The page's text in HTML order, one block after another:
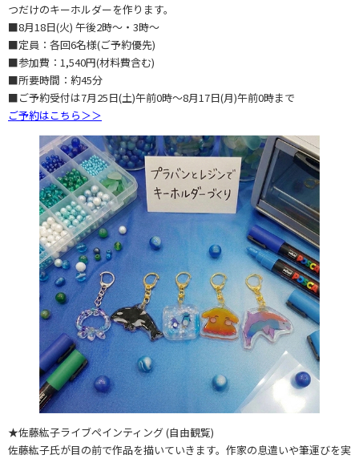
つだけのキーホルダーを作ります。
■8月18日(火) 午後2時～・3時～
■定員：各回6名様(ご予約優先)
■参加費：1,540円(材料費含む)
■所要時間：約45分
■ご予約受付は7月25日(土)午前0時～8月17日(月)午前0時まで
ご予約はこちら＞＞
★佐藤紘子ライブペインティング (自由観覧)
佐藤紘子氏が目の前で作品を描いていきます。作家の息遣いや筆運びを実